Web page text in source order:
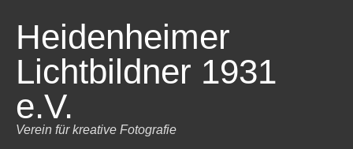
Heidenheimer
Lichtbildner 1931
e.V.
Verein für kreative Fotografie